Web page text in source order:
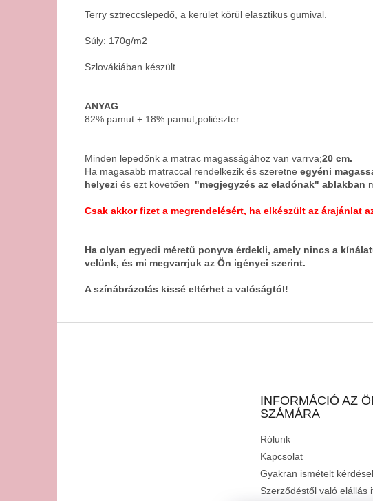
Terry sztreccslepedő, a kerület körül elasztikus gumival.
Súly: 170g/m2
Szlovákiában készült.
ANYAG
82% pamut + 18% pamut;poliészter
Minden lepedőnk a matrac magasságához van varrva;20 cm.
Ha magasabb matraccal rendelkezik és szeretne egyéni
helyezi és ezt követően "megjegyzés az eladónak" ablakban
Csak akkor fizet a megrendelésért, ha elkészült az árajánlat
Ha olyan egyedi méretű ponyva érdekli, amely nincs a
velünk, és mi megvarrjuk az Ön igényei szerint.
A színábrázolás kissé eltérhet a valóságtól!
INFORMÁCIÓ AZ
SZÁMÁRA
Rólunk
Kapcsolat
Gyakran ismételt
Szerződéstől való elállás